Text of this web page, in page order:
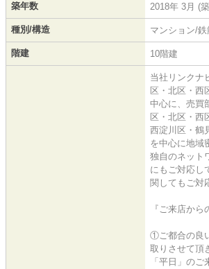
築年数 2018年 3月 (
種別/構造 マンション/鉄
階建 10階建
当社リンクナ
区・北区・西
中心に、売買
区・北区・西
西淀川区・鶴
を中心に地域
独自のネット
にもご対応し
関してもご対
『ご来店から
①ご都合の良
取りさせて頂
「平日」の